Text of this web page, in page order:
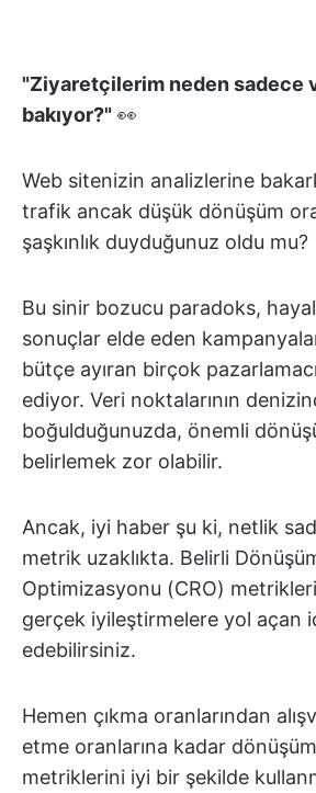
"Ziyaretçilerim neden sadece
bakıyor?" 👀
Web sitenizin analizlerine
trafik ancak düşük dönüşüm
şaşkınlık duyduğunuz oldu mu?
Bu sinir bozucu paradoks, hayal
sonuçlar elde eden
bütçe ayıran birçok
ediyor. Veri noktalarının
boğulduğunuzda, önemli
belirlemek zor olabilir.
Ancak, iyi haber şu ki, netlik
metrik uzaklıkta. Belirli
Optimizasyonu (CRO)
gerçek iyileştirmelere yol açan
edebilirsiniz.
Hemen çıkma oranlarından
etme oranlarına kadar
metriklerini iyi bir şekilde